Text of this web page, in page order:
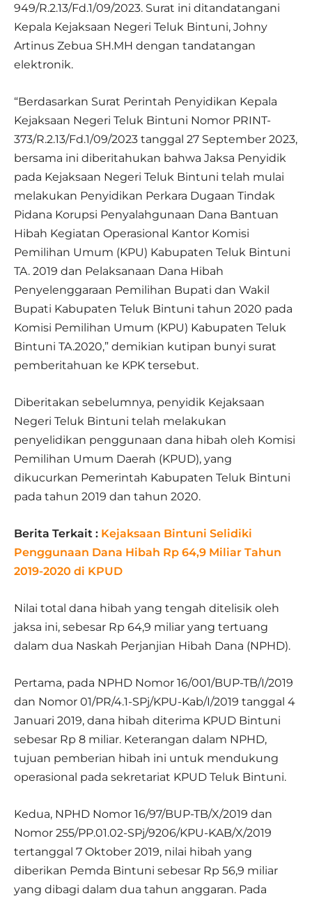
949/R.2.13/Fd.1/09/2023. Surat ini ditandatangani
Kepala Kejaksaan Negeri Teluk Bintuni, Johny
Artinus Zebua SH.MH dengan tandatangan
elektronik.
“Berdasarkan Surat Perintah Penyidikan Kepala
Kejaksaan Negeri Teluk Bintuni Nomor PRINT-
373/R.2.13/Fd.1/09/2023 tanggal 27 September 2023,
bersama ini diberitahukan bahwa Jaksa Penyidik
pada Kejaksaan Negeri Teluk Bintuni telah mulai
melakukan Penyidikan Perkara Dugaan Tindak
Pidana Korupsi Penyalahgunaan Dana Bantuan
Hibah Kegiatan Operasional Kantor Komisi
Pemilihan Umum (KPU) Kabupaten Teluk Bintuni
TA. 2019 dan Pelaksanaan Dana Hibah
Penyelenggaraan Pemilihan Bupati dan Wakil
Bupati Kabupaten Teluk Bintuni tahun 2020 pada
Komisi Pemilihan Umum (KPU) Kabupaten Teluk
Bintuni TA.2020,” demikian kutipan bunyi surat
pemberitahuan ke KPK tersebut.
Diberitakan sebelumnya, penyidik Kejaksaan
Negeri Teluk Bintuni telah melakukan
penyelidikan penggunaan dana hibah oleh Komisi
Pemilihan Umum Daerah (KPUD), yang
dikucurkan Pemerintah Kabupaten Teluk Bintuni
pada tahun 2019 dan tahun 2020.
Berita Terkait : Kejaksaan Bintuni Selidiki
Penggunaan Dana Hibah Rp 64,9 Miliar Tahun
2019-2020 di KPUD
Nilai total dana hibah yang tengah ditelisik oleh
jaksa ini, sebesar Rp 64,9 miliar yang tertuang
dalam dua Naskah Perjanjian Hibah Dana (NPHD).
Pertama, pada NPHD Nomor 16/001/BUP-TB/I/2019
dan Nomor 01/PR/4.1-SPj/KPU-Kab/I/2019 tanggal 4
Januari 2019, dana hibah diterima KPUD Bintuni
sebesar Rp 8 miliar. Keterangan dalam NPHD,
tujuan pemberian hibah ini untuk mendukung
operasional pada sekretariat KPUD Teluk Bintuni.
Kedua, NPHD Nomor 16/97/BUP-TB/X/2019 dan
Nomor 255/PP.01.02-SPj/9206/KPU-KAB/X/2019
tertanggal 7 Oktober 2019, nilai hibah yang
diberikan Pemda Bintuni sebesar Rp 56,9 miliar
yang dibagi dalam dua tahun anggaran. Pada